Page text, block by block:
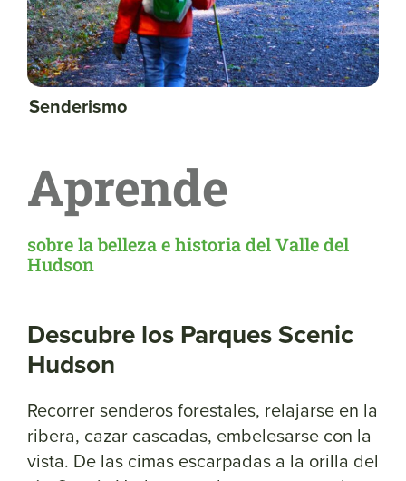
Senderismo
Aprende
sobre la belleza e historia del Valle del
Hudson
Descubre los Parques Scenic
Hudson
Recorrer senderos forestales, relajarse en la
ribera, cazar cascadas, embelesarse con la
vista. De las cimas escarpadas a la orilla del